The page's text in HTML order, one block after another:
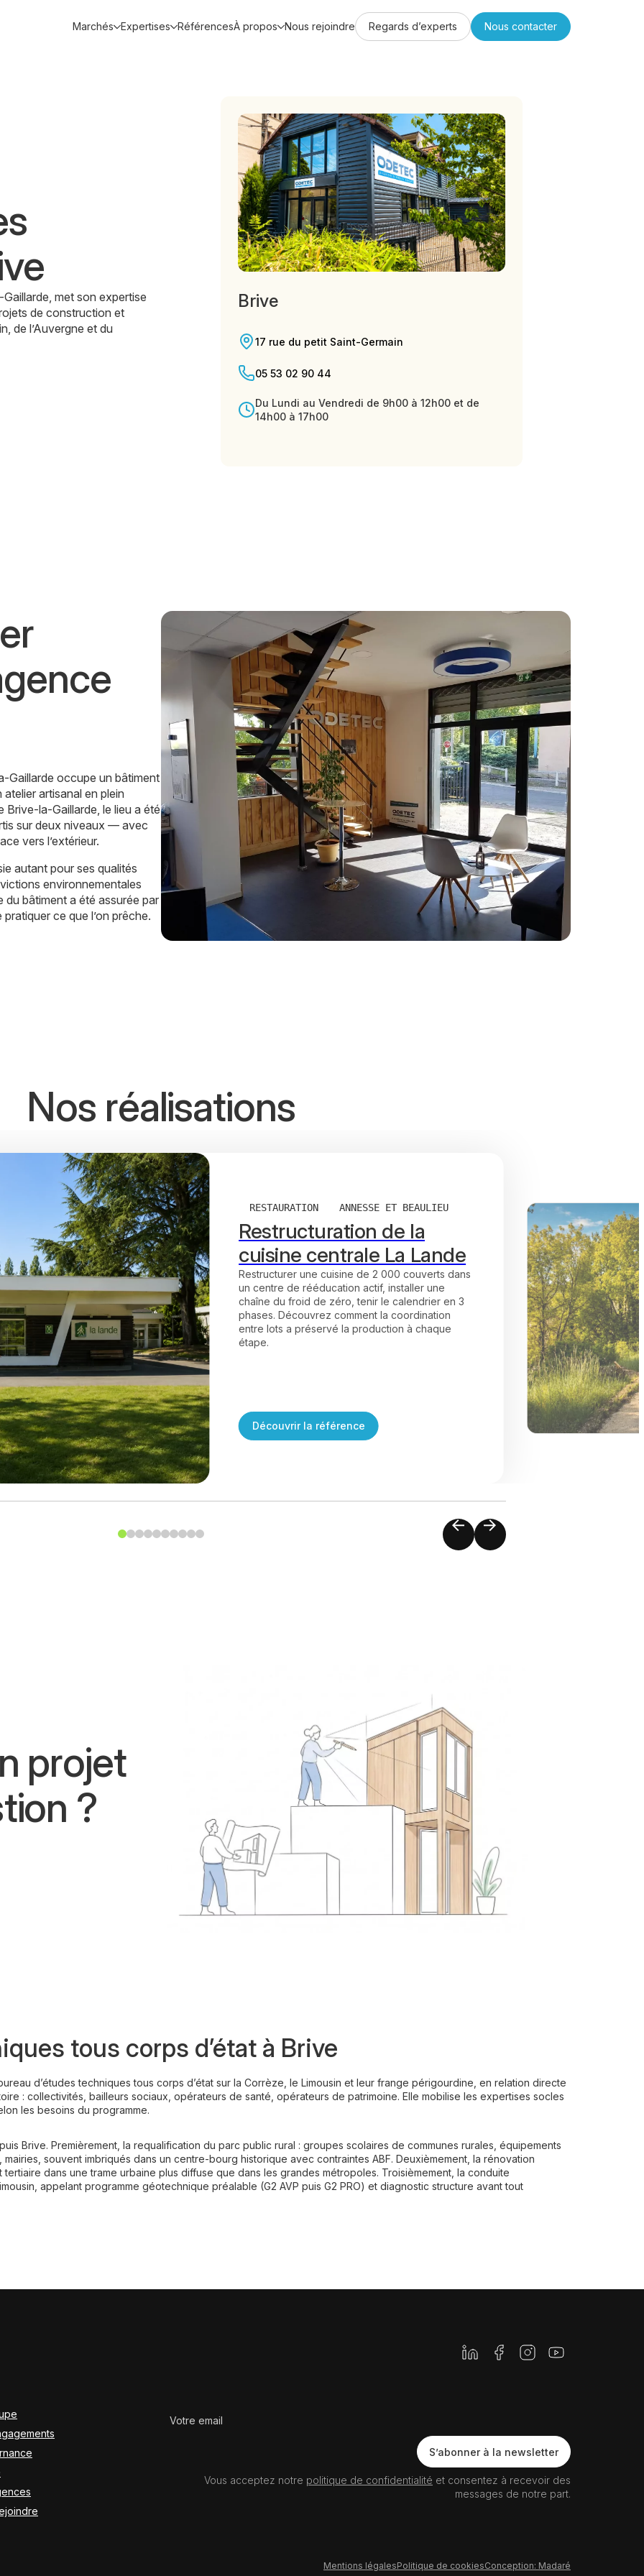
Marchés Expertises RéférencesÀ propos Nous rejoindre Regards d’experts Nous contacter
met son expertise
de construction et
de l’Auvergne et du
Brive
17 rue du petit Saint-Germain
05 53 02 90 44
Du Lundi au Vendredi de 9h00 à 12h00 et de
14h00 à 17h00
Gaillarde occupe un bâtiment
atelier artisanal en plein
Brive-la-Gaillarde, le lieu a été
sur deux niveaux — avec
vers l’extérieur.
autant pour ses qualités
environnementales
du bâtiment a été assurée par
ce que l’on prêche.
Nos réalisations
RESTAURATION ANNESSE ET BEAULIEU
Restructuration de la
cuisine centrale La Lande
Restructurer une cuisine de 2 000 couverts dans
un centre de rééducation actif, installer une
chaîne du froid de zéro, tenir le calendrier en 3
phases. Découvrez comment la coordination
entre lots a préservé la production à chaque
étape.
Découvrir la référence
projet
?
tous corps d’état à Brive
d’études techniques tous corps d’état sur la Corrèze, le Limousin et leur frange périgourdine, en relation directe
: collectivités, bailleurs sociaux, opérateurs de santé, opérateurs de patrimoine. Elle mobilise les expertises socles
les besoins du programme.
Brive. Premièrement, la requalification du parc public rural : groupes scolaires de communes rurales, équipements
souvent imbriqués dans un centre-bourg historique avec contraintes ABF. Deuxièmement, la rénovation
dans une trame urbaine plus diffuse que dans les grandes métropoles. Troisièmement, la conduite
appelant programme géotechnique préalable (G2 AVP puis G2 PRO) et diagnostic structure avant tout
S’abonner à la newsletter
Vous acceptez notre politique de confidentialité et consentez à recevoir des
messages de notre part.
Mentions légalesPolitique de cookiesConception: Madaré